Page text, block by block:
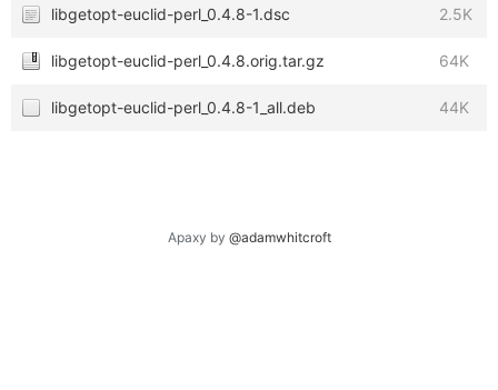
libgetopt-euclid-perl_0.4.8-1.dsc 2.5K
libgetopt-euclid-perl_0.4.8.orig.tar.gz 64K
libgetopt-euclid-perl_0.4.8-1_all.deb 44K
Apaxy by @adamwhitcroft